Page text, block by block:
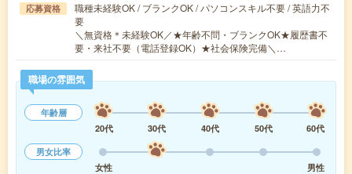
応募資格
職種未経験OK / ブランクOK / パソコンスキル不要 / 英語力不
要
＼無資格＊未経験OK／★年齢不問・ブランクOK★履歴書不
要・来社不要（電話登録OK）★社会保険完備＼…
職場の雰囲気
年齢層
20代
30代 40代 50代
60代
男女比率
女性
男性